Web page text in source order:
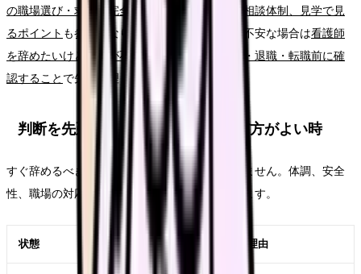
の職場選び・求人票完全ガイド。条件、教育、相談体制、見学で見
るポイント も参考になります。給与や生活費が不安な場合は看護師
を辞めたいけどお金が不安な時の考え方｜休職・退職・転職前に確
認すること で先に整理してください。
判断を先延ばししてよい時・急いだ方がよい時
すぐ辞めるべきかは、テーマ名だけでは決まりません。体調、安全
性、職場の対応、生活費、次の選択肢で変わります。
状態 近い対応 理由